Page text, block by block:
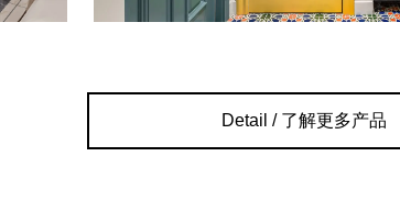
Detail / 了解更多产品